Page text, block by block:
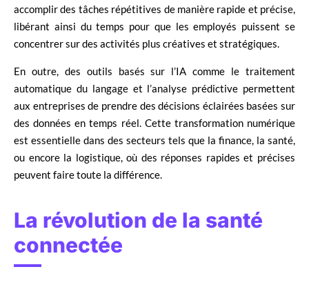
accomplir des tâches répétitives de manière rapide et précise,
libérant ainsi du temps pour que les employés puissent se
concentrer sur des activités plus créatives et stratégiques.
En outre, des outils basés sur l’IA comme le traitement
automatique du langage et l’analyse prédictive permettent
aux entreprises de prendre des décisions éclairées basées sur
des données en temps réel. Cette transformation numérique
est essentielle dans des secteurs tels que la finance, la santé,
ou encore la logistique, où des réponses rapides et précises
peuvent faire toute la différence.
La révolution de la santé
connectée